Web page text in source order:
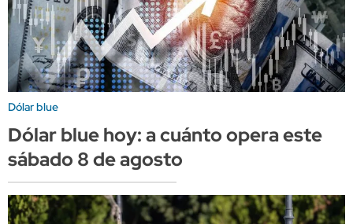
Dólar blue
Dólar blue hoy: a cuánto opera este
sábado 8 de agosto